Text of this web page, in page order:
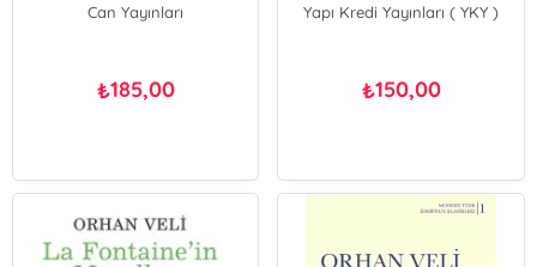
Can Yayınları
₺185,00
Yapı Kredi Yayınları ( YKY )
₺150,00